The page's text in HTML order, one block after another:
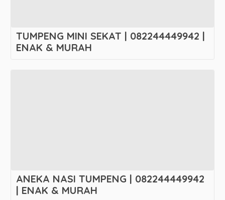
TUMPENG MINI SEKAT | 082244449942 |
ENAK & MURAH
ANEKA NASI TUMPENG | 082244449942
| ENAK & MURAH